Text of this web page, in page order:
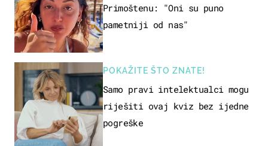
Primoštenu: "Oni su puno
pametniji od nas"
POKAŽITE ŠTO ZNATE!
Samo pravi intelektualci mogu
riješiti ovaj kviz bez ijedne
pogreške